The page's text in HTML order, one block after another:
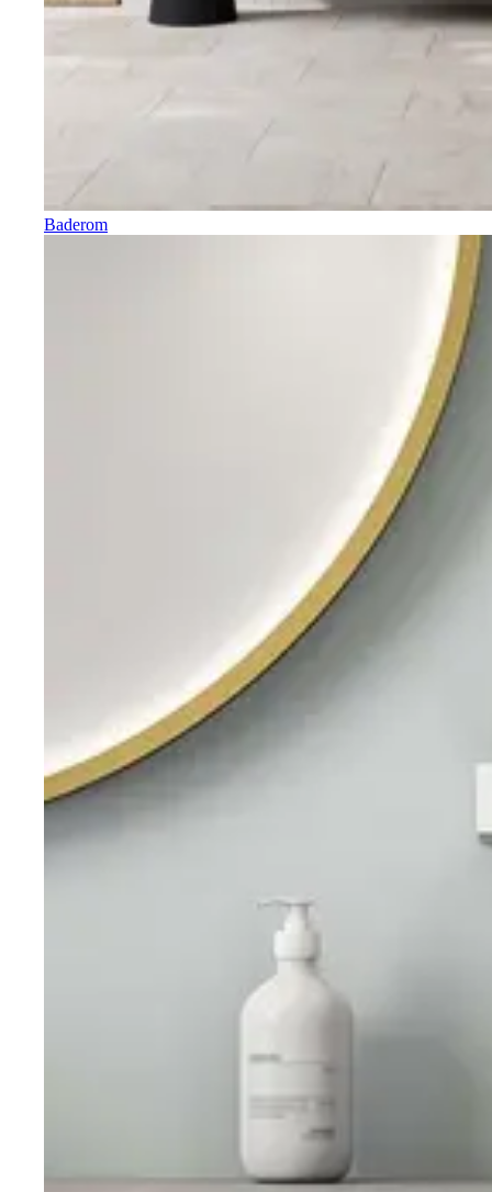
Baderom